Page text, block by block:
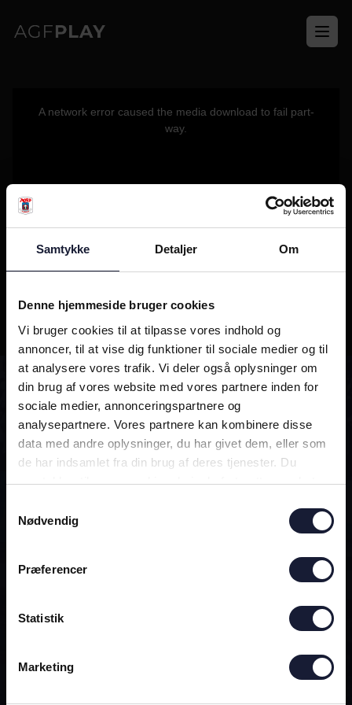
Samtykke Detaljer Om
Denne hjemmeside bruger cookies
Vi bruger cookies til at tilpasse vores indhold og
annoncer, til at vise dig funktioner til sociale medier og til
at analysere vores trafik. Vi deler også oplysninger om
din brug af vores website med vores partnere inden for
sociale medier, annonceringspartnere og
analysepartnere. Vores partnere kan kombinere disse
data med andre oplysninger, du har givet dem, eller som
de har indsamlet fra din brug af deres tjenester. Du
samtykker til vores cookies, hvis du fortsætter med at
Nødvendig
Præferencer
Statistik
Marketing
A network error caused the media download to fail part-
way.
ALTID MED!
DEN OFFICIELLE AGF-APP